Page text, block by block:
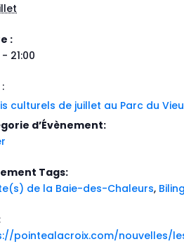
:
- 21:00
culturels de juillet au Parc du
d’Évènement:
Tags:
de la Baie-des-Chaleurs,
pointealacroix.com/nouvelles/